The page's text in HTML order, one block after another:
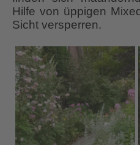
Hilfe von üppigen
Sicht versperren.